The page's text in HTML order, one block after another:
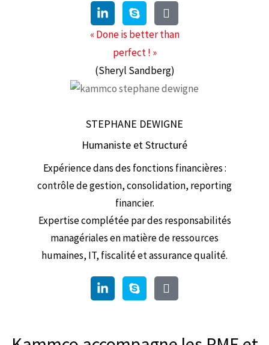
« Done is better than
perfect ! »
(Sheryl Sandberg)
STEPHANE DEWIGNE
Humaniste et Structuré
Expérience dans des fonctions financières :
contrôle de gestion, consolidation, reporting
financier.
Expertise complétée par des responsabilités
managériales en matière de ressources
humaines, IT, fiscalité et assurance qualité.